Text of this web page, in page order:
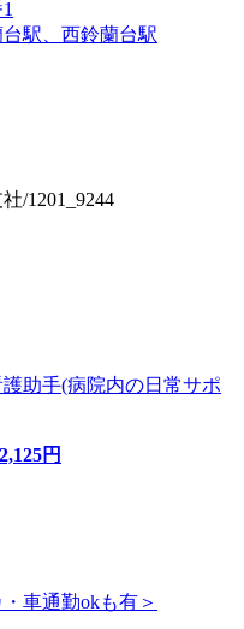
駅、西鈴蘭台駅
/1201_9244
助手(病院内の日常サポ
2,125円
車通勤okも有＞